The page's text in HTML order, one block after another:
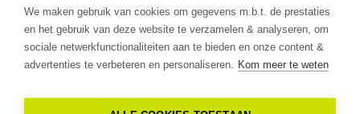
Je kan onzeprivacyverklaringraadplegen en je kan je ook
altijd uitschrijven voor onze nieuwsbrieven.
Ik ga akkoord met het ontvangen van communicatie van
Vestio.*
We maken gebruik van cookies om gegevens m.b.t. de prestaties
en het gebruik van deze website te verzamelen & analyseren, om
sociale netwerkfunctionaliteiten aan te bieden en onze content &
advertenties te verbeteren en personaliseren. Kom meer te weten